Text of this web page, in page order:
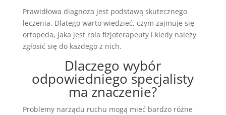
Prawidłowa diagnoza jest podstawą skutecznego
leczenia. Dlatego warto wiedzieć, czym zajmuje się
ortopeda, jaka jest rola fizjoterapeuty i kiedy należy
zgłosić się do każdego z nich.
Dlaczego wybór
odpowiedniego specjalisty
ma znaczenie?
Problemy narządu ruchu mogą mieć bardzo różne